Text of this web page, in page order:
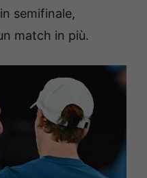
semifinale,
match in più.